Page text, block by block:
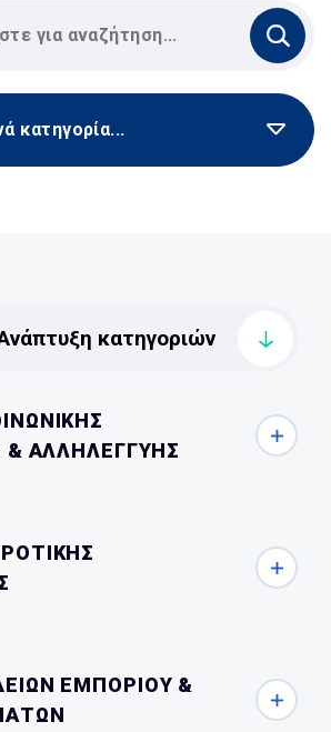
κατηγορία...
κατηγοριών
& ΑΛΛΗΛΕΓΓΥΗΣ
ΕΜΠΟΡΙΟΥ &